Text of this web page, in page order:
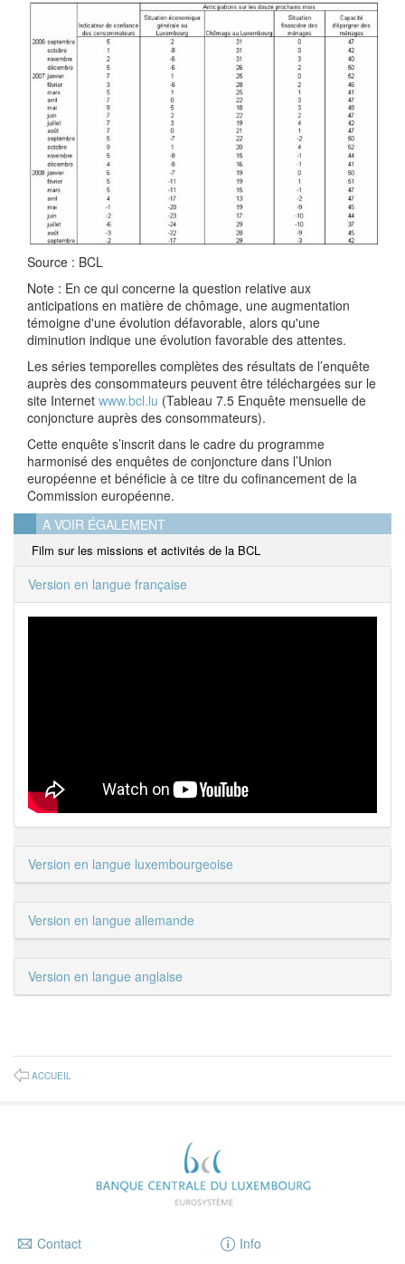
Source : BCL
Note : En ce qui concerne la question relative aux
anticipations en matière de chômage, une augmentation
témoigne d'une évolution défavorable, alors qu'une
diminution indique une évolution favorable des attentes.
Les séries temporelles complètes des résultats de l’enquête
auprès des consommateurs peuvent être téléchargées sur le
site Internet www.bcl.lu (Tableau 7.5 Enquête mensuelle de
conjoncture auprès des consommateurs).
Cette enquête s’inscrit dans le cadre du programme
harmonisé des enquêtes de conjoncture dans l’Union
européenne et bénéficie à ce titre du cofinancement de la
Commission européenne.
A VOIR ÉGALEMENT
Film sur les missions et activités de la BCL
Version en langue française
Version en langue luxembourgeoise
Version en langue allemande
Version en langue anglaise
ACCUEIL
Contact Info